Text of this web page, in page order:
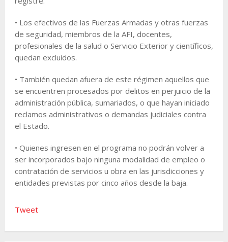
• Los efectivos de las Fuerzas Armadas y otras fuerzas
de seguridad, miembros de la AFI, docentes,
profesionales de la salud o Servicio Exterior y científicos,
quedan excluidos.
• También quedan afuera de este régimen aquellos que
se encuentren procesados por delitos en perjuicio de la
administración pública, sumariados, o que hayan iniciado
reclamos administrativos o demandas judiciales contra
el Estado.
• Quienes ingresen en el programa no podrán volver a
ser incorporados bajo ninguna modalidad de empleo o
contratación de servicios u obra en las jurisdicciones y
entidades previstas por cinco años desde la baja.
Tweet